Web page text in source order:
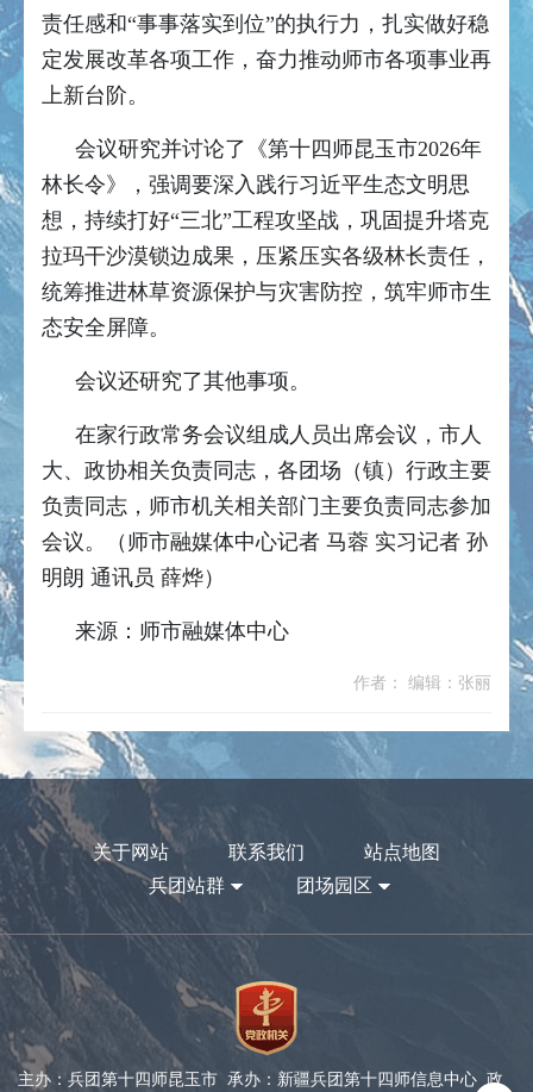
责任感和“事事落实到位”的执行力，扎实做好稳
定发展改革各项工作，奋力推动师市各项事业再
上新台阶。
会议研究并讨论了《第十四师昆玉市2026年
林长令》，强调要深入践行习近平生态文明思
想，持续打好“三北”工程攻坚战，巩固提升塔克
拉玛干沙漠锁边成果，压紧压实各级林长责任，
统筹推进林草资源保护与灾害防控，筑牢师市生
态安全屏障。
会议还研究了其他事项。
在家行政常务会议组成人员出席会议，市人
大、政协相关负责同志，各团场（镇）行政主要
负责同志，师市机关相关部门主要负责同志参加
会议。（师市融媒体中心记者 马蓉 实习记者 孙
明朗 通讯员 薛烨）
来源：师市融媒体中心
作者： 编辑：张丽
关于网站 联系我们
站点地图
兵团站群
团场园区
主办：兵团第十四师昆玉市 承办：新疆兵团第十四师信息中心 政